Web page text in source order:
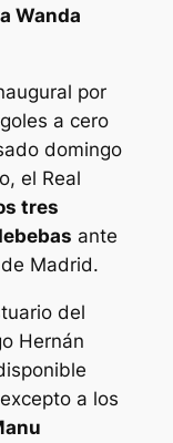
Wanda
por
a cero
domingo
el Real
tres
ante
Madrid.
del
Hernán
a los